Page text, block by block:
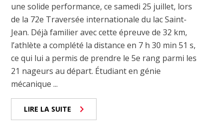
une solide performance, ce samedi 25 juillet, lors
de la 72e Traversée internationale du lac Saint-
Jean. Déjà familier avec cette épreuve de 32 km,
l’athlète a complété la distance en 7 h 30 min 51 s,
ce qui lui a permis de prendre le 5e rang parmi les
21 nageurs au départ. Étudiant en génie
mécanique ...
LIRE LA SUITE